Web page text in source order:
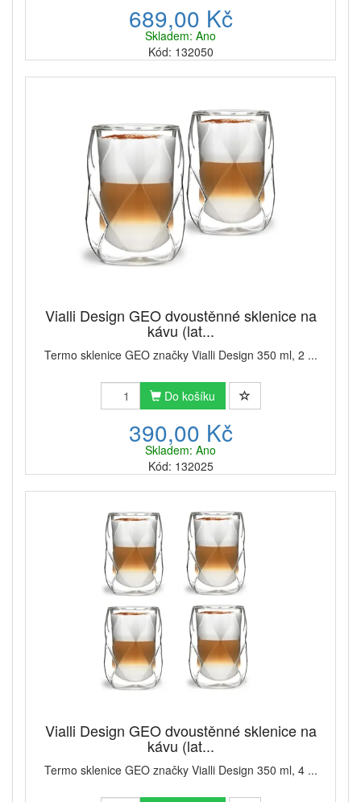
689,00 Kč
Skladem: Ano
Kód: 132050
Vialli Design GEO dvoustěnné sklenice na
kávu (lat...
Termo sklenice GEO značky Vialli Design 350 ml, 2 ...
Do košíku
390,00 Kč
Skladem: Ano
Kód: 132025
Vialli Design GEO dvoustěnné sklenice na
kávu (lat...
Termo sklenice GEO značky Vialli Design 350 ml, 4 ...